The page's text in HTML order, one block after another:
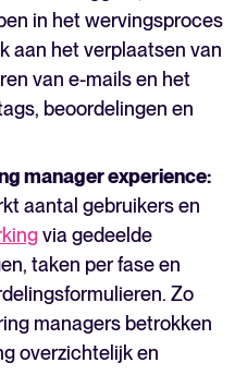
in het wervingsproces
aan het verplaatsen van
van e-mails en het
beoordelingen en
manager experience:
aantal gebruikers en
via gedeelde
taken per fase en
Zo
managers betrokken
overzichtelijk en